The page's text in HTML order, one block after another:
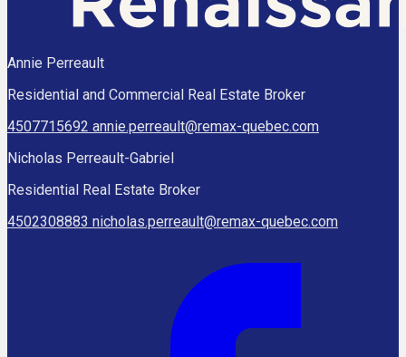
Annie Perreault
Residential and Commercial Real Estate Broker
4507715692 annie.perreault@remax-quebec.com
Nicholas Perreault-Gabriel
Residential Real Estate Broker
4502308883 nicholas.perreault@remax-quebec.com